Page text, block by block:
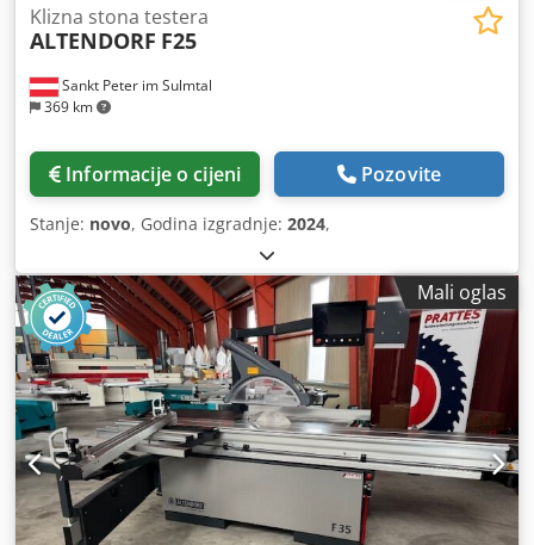
Sankt Peter im Sulmtal
369 km
Klizna stona testera
ALTENDORF F25
Informacije o cijeni Pozovite
Stanje: novo, Godina izgradnje: 2024,
Mali oglas